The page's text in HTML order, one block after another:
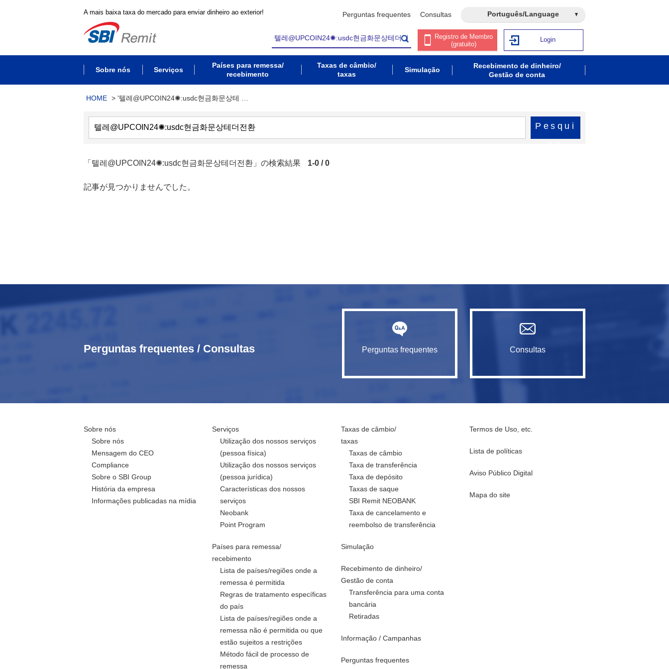
A mais baixa taxa do mercado para enviar dinheiro ao exterior! Perguntas frequentes Consultas Português/Language
Registro de Membro
(gratuito)
Login
Sobre nós Serviços
Países para remessa/
recebimento
Taxas de câmbio/
taxas
Simulação
Recebimento de dinheiro/
Gestão de conta
HOME > '텔레@UPCOIN24✺:usdc현금화문상테 …
Pesqui
「텔레@UPCOIN24✺:usdc현금화문상테더전환」の検索結果 1-0 / 0
記事が見つかりませんでした。
Perguntas frequentes / Consultas Perguntas frequentes Consultas
Sobre nós
Sobre nós
Mensagem do CEO
Compliance
Sobre o SBI Group
História da empresa
Informações publicadas na mídia
Serviços
Utilização dos nossos serviços
(pessoa física)
Utilização dos nossos serviços
(pessoa jurídica)
Características dos nossos
serviços
Neobank
Point Program
Países para remessa/
recebimento
Lista de países/regiões onde a
remessa é permitida
Regras de tratamento específicas
do país
Lista de países/regiões onde a
remessa não é permitida ou que
estão sujeitos a restrições
Método fácil de processo de
remessa
Taxas de câmbio/
taxas
Taxas de câmbio
Taxa de transferência
Taxa de depósito
Taxas de saque
SBI Remit NEOBANK
Taxa de cancelamento e
reembolso de transferência
Simulação
Recebimento de dinheiro/
Gestão de conta
Transferência para uma conta
bancária
Retiradas
Informação / Campanhas
Perguntas frequentes
Termos de Uso, etc.
Lista de políticas
Aviso Público Digital
Mapa do site